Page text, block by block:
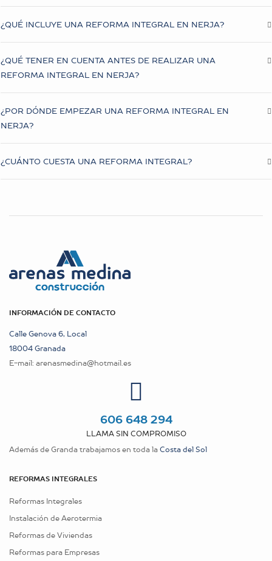
¿QUÉ INCLUYE UNA REFORMA INTEGRAL EN NERJA?
¿QUÉ TENER EN CUENTA ANTES DE REALIZAR UNA
REFORMA INTEGRAL EN NERJA?
¿POR DÓNDE EMPEZAR UNA REFORMA INTEGRAL EN
NERJA?
¿CUÁNTO CUESTA UNA REFORMA INTEGRAL?
INFORMACIÓN DE CONTACTO
Calle Genova 6, Local
18004 Granada
E-mail: arenasmedina@hotmail.es
606 648 294
LLAMA SIN COMPROMISO
Además de Granda trabajamos en toda laCosta del Sol
REFORMAS INTEGRALES
Reformas Integrales
Instalación de Aerotermia
Reformas de Viviendas
Reformas para Empresas